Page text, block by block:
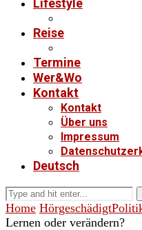
Lifestyle
Reise
Termine
Wer&Wo
Kontakt
Kontakt
Über uns
Impressum
Deutsch
Home Hörgeschädigt
Lernen oder verändern?